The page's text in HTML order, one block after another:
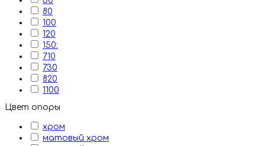
80
100
120
150:
710
730
820
1100
Цвет опоры
хром
матовый хром